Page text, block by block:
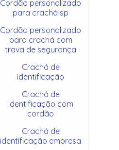
Cordão personalizado
para crachá sp
Cordão personalizado
para crachá com
trava de segurança
Crachá de
identificação
Crachá de
identificação com
cordão
Crachá de
identificação empresa